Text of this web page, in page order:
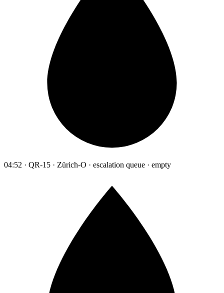
04:52 · QR-15 · Zürich-O · escalation queue · empty